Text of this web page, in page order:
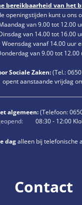
bereikbaarheid van het
openingstijden kunt u ons
van 9.00 tot 12.00
van 14.00 tot 16.00
Woensdag vanaf 14.00 uur
van 9.00 tot 12.00
Sociale Zaken:(Tel.:
openings- of
opent aanstaande vrijdag
algemeen:(Telefoon:
extra openings- of
08:30-12:00
dagalleen bij telefonische
Contact